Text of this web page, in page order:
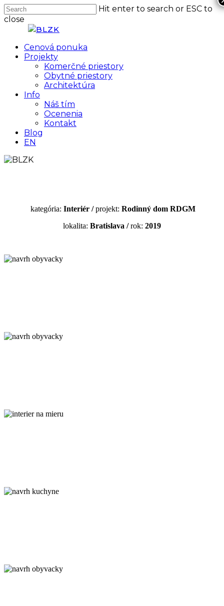
Skip
to
Hit enter to search or ESC to
close
MenuCenová ponuka
Projekty
Komerčné priestory
Obytné priestory
Architektúra
Info
Náš tím
Ocenenia
Kontakt
Blog
EN
kategória: Interiér /projekt: Rodinný dom RDGM
lokalita: Bratislava /rok: 2019